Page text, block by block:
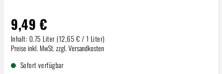
9,49 €
Inhalt: 0.75 Liter (12,65 € / 1 Liter)
Regulärer Preis:
Preise inkl. MwSt. zzgl. Versandkosten
Sofort verfügbar